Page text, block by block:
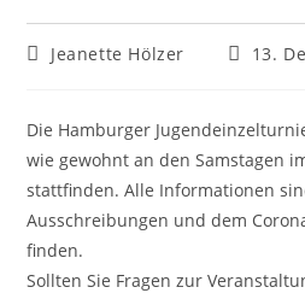
Beitrags-
Jeanette Hölzer
Beitrag
13.
Die Hamburger
wie gewohnt an den Samstagen
stattfinden. Alle Informationen
Ausschreibungen und dem
finden.
Sollten Sie Fragen zur